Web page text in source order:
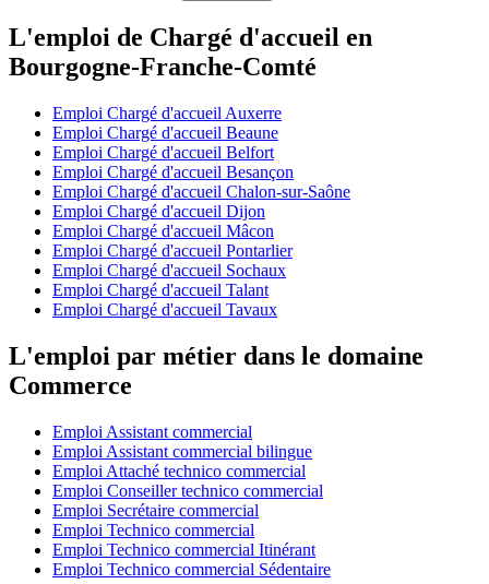
L'emploi de Chargé d'accueil en
Bourgogne-Franche-Comté
Emploi Chargé d'accueil Auxerre
Emploi Chargé d'accueil Beaune
Emploi Chargé d'accueil Belfort
Emploi Chargé d'accueil Besançon
Emploi Chargé d'accueil Chalon-sur-Saône
Emploi Chargé d'accueil Dijon
Emploi Chargé d'accueil Mâcon
Emploi Chargé d'accueil Pontarlier
Emploi Chargé d'accueil Sochaux
Emploi Chargé d'accueil Talant
Emploi Chargé d'accueil Tavaux
L'emploi par métier dans le domaine
Commerce
Emploi Assistant commercial
Emploi Assistant commercial bilingue
Emploi Attaché technico commercial
Emploi Conseiller technico commercial
Emploi Secrétaire commercial
Emploi Technico commercial
Emploi Technico commercial Itinérant
Emploi Technico commercial Sédentaire